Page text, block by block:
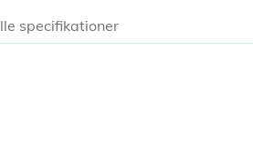
specifikationer